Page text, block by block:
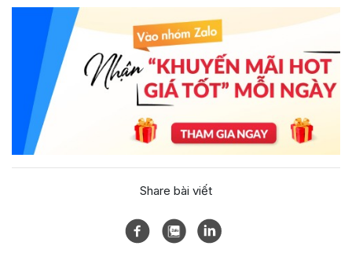
Share bài viết